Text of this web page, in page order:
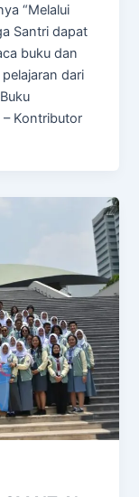
“Melalui
Santri dapat
buku dan
dari
Kontributor